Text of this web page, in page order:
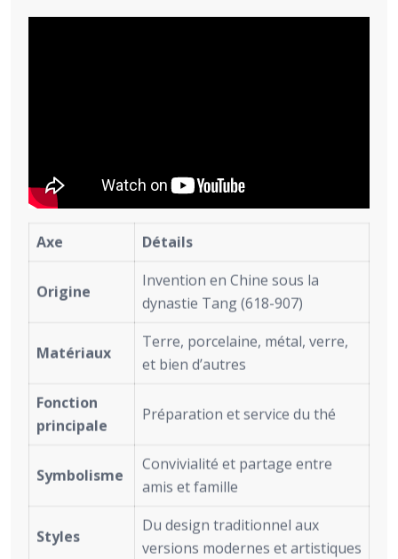
Axe Détails
Origine
Invention en Chine sous la
dynastie Tang (618-907)
Matériaux
Terre, porcelaine, métal, verre,
et bien d’autres
Fonction
principale
Préparation et service du thé
Symbolisme
Convivialité et partage entre
amis et famille
Styles
Du design traditionnel aux
versions modernes et artistiques